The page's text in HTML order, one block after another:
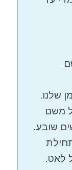
שלנו.
משם
שובע.
תחילת
לאט.